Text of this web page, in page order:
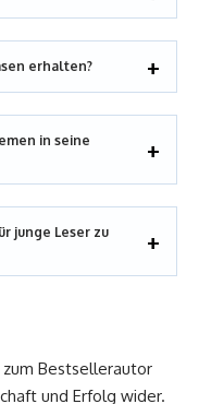
erhalten?
in seine
junge Leser zu
zum Bestsellerautor
und Erfolg wider.